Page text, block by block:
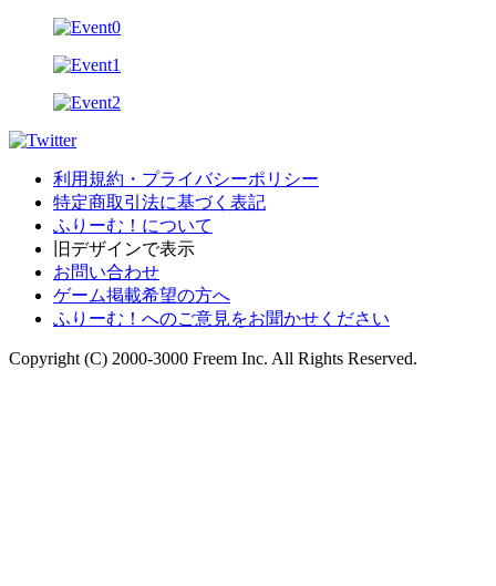
利用規約・プライバシーポリシー
特定商取引法に基づく表記
ふりーむ！について
旧デザインで表示
お問い合わせ
ゲーム掲載希望の方へ
ふりーむ！へのご意見をお聞かせください
Copyright (C) 2000-3000 Freem Inc. All Rights Reserved.